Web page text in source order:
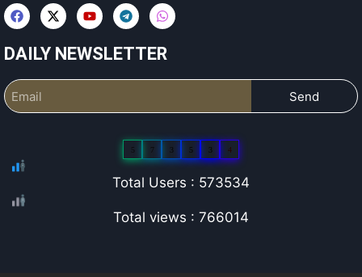
DAILY NEWSLETTER
Send
5 7 3 5 3 4
Total Users : 573534
Total views : 766014